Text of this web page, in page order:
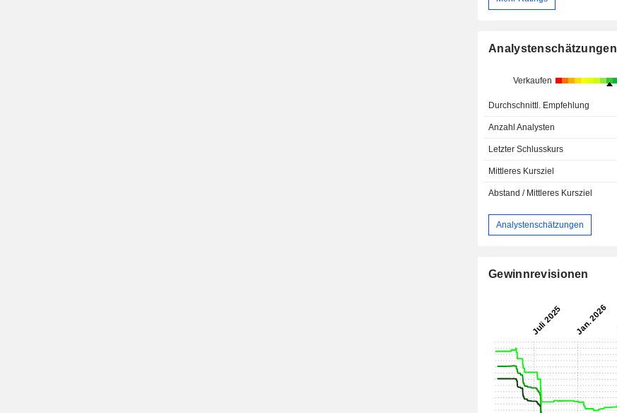
Analystenschätzungen
Verkaufen
Durchschnittl. Empfehlung
Anzahl Analysten
Letzter Schlusskurs
Mittleres Kursziel
Abstand / Mittleres Kursziel
Analystenschätzungen
Gewinnrevisionen